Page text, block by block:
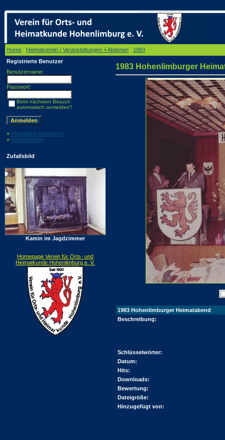
Home Heimatverein | Veranstaltungen + Aktionen 1983
Registrierte Benutzer
Benutzername:
Passwort:
Beim nächsten Besuch
automatisch anmelden?
» Password vergessen
» Registrierung
Zufallsbild
Kamin im Jagdzimmer
Homepage Verein für Orts- und
Heimatkunde Hohenlimburg e. V.
1983 Hohenlimburger
1983 Hohenlimburger Heimatabend
Beschreibung:
Schlüsselwörter:
Datum:
Hits:
Downloads:
Bewertung:
Dateigröße:
Hinzugefügt von: